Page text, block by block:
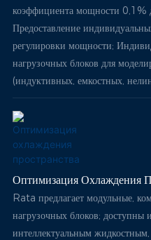
коэффициента мощности 0,1%
Предоставление
регулировки мощности;
нагрузочных блоков для
(индуктивных, емкостных,
Оптимизация Охлаждения
Rata предлагает модульные,
нагрузочных блоков; доступны
интеллектуальным